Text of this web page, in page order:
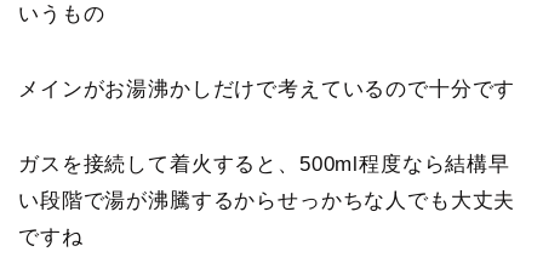
いうもの
メインがお湯沸かしだけで考えているので十分です
ガスを接続して着火すると、 500ml程度なら結構早
い段階で湯が沸騰するからせっかちな人でも大丈夫
ですね